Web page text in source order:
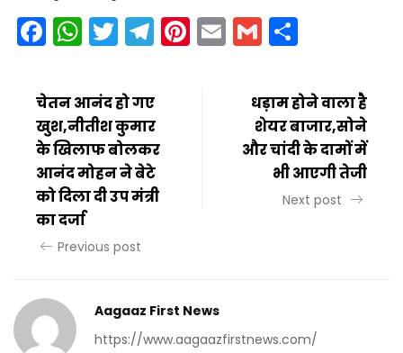
Facebook
WhatsApp
Twitter
Telegram
Pinterest
EmailGmail
चेतन आनंद हो गए
खुश,नीतीश कुमार
के खिलाफ बोलकर
आनंद मोहन ने बेटे
को दिला दी उप मंत्री
का दर्जा
Previous post
धड़ाम होने वाला है
शेयर बाजार,सोने
और चांदी के दामों में
भी आएगी तेजी
Next post
Aagaaz First News
https://www.aagaazfirstnews.com/